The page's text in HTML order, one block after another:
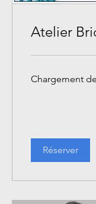
Atelier
Chargement
Réserver